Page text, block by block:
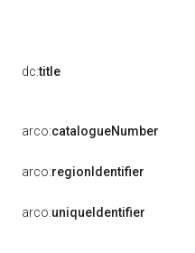
dc:title
arco:catalogueNumber
arco:regionIdentifier
arco:uniqueIdentifier